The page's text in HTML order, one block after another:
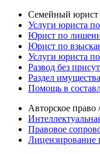
Семейный юрист
Услуги юриста
Юрист по
Юрист по
Услуги юриста
Развод без
Раздел
Помощь в
Авторское
Правовое
Лицензирование